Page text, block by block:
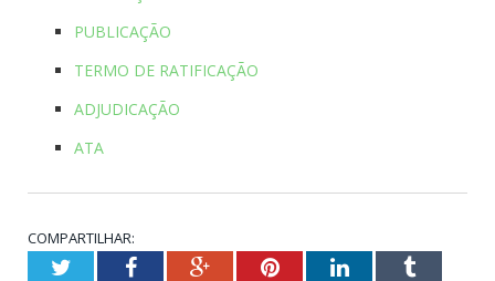
PUBLICAÇÃO
TERMO DE RATIFICAÇÃO
ADJUDICAÇÃO
ATA
COMPARTILHAR:
TwitterFacebookGoogle+PinterestLinkedInTumblr